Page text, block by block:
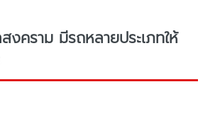
งคราม มีรถหลายประเภทให้